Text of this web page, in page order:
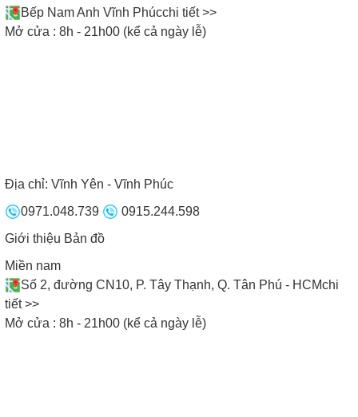
Phiếu bảo hành bếp từ Cata
từ Cata
Bếp Nam Anh Vĩnh Phúcchi tiết >>
Mở cửa : 8h - 21h00 (kể cả ngày lễ)
Địa chỉ: Vĩnh Yên - Vĩnh Phúc
0971.048.739
0915.244.598
Giới thiệu Bản đồ
Miền nam
Số 2, đường CN10, P. Tây Thạnh, Q. Tân Phú - HCMchi
tiết >>
Mở cửa : 8h - 21h00 (kể cả ngày lễ)